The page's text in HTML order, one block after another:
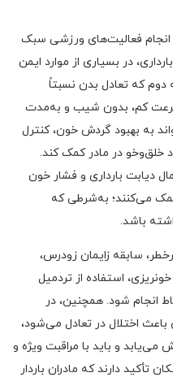
انجام فعالیت‌های ورزشی سبک
در بسیاری از موارد ایمن
که تعادل بدن نسبتاً
سرعت کم، بدون شیب و به‌مدت
۳۰ دقیقه) می‌تواند به بهبود گردش خون، کنترل
خلق‌وخو در مادر کمک کند.
دیابت بارداری و فشار خون
می‌کنند؛ به‌شرطی که
باشد.
سابقه زایمان زودرس،
استفاده از تردمیل
انجام شود. همچنین، در
اختلال در تعادل می‌شود،
می‌یابد و باید با مراقبت ویژه و
تأکید دارند که مادران باردار